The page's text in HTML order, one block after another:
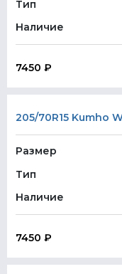
Тип
Наличие
7450 ₽
205/70R15 Kumho
Размер
Тип
Наличие
7450 ₽